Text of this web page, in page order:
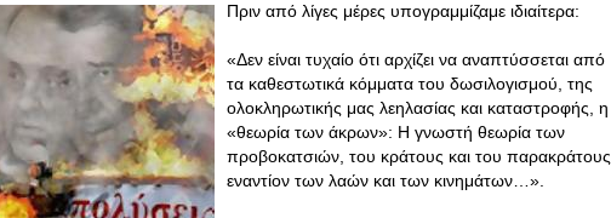
Πριν από λίγες μέρες υπογραμμίζαμε ιδιαίτερα:
«Δεν είναι τυχαίο ότι αρχίζει να αναπτύσσεται από
τα καθεστωτικά κόμματα του δωσιλογισμού, της
ολοκληρωτικής μας λεηλασίας και καταστροφής, η
«θεωρία των άκρων»: Η γνωστή θεωρία των
προβοκατσιών, του κράτους και του παρακράτους,
εναντίον των λαών και των κινημάτων…».